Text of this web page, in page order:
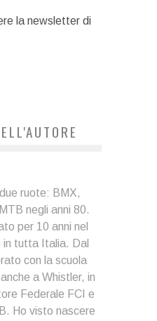
la newsletter di
ruote: BMX,
negli anni 80.
per 10 anni nel
in tutta Italia. Dal
con la scuola
a Whistler, in
Federale FCI e
Ho visto nascere